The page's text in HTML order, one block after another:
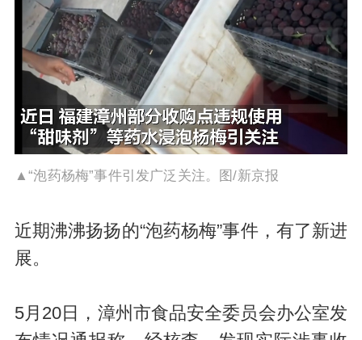
▲“泡药杨梅”事件引发广泛关注。图/新京报
近期沸沸扬扬的“泡药杨梅”事件，有了新进
展。
5月20日，漳州市食品安全委员会办公室发